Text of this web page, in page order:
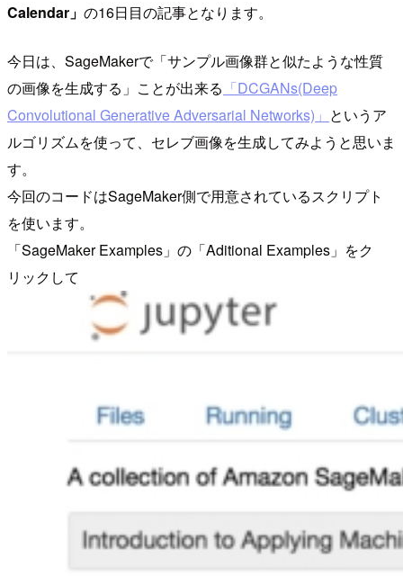
Calendar」 の16日目の記事となります。
今日は、SageMakerで「サンプル画像群と似たような性質
の画像を生成する」ことが出来る 「DCGANs(Deep
Convolutional Generative Adversarial Networks)」 というア
ルゴリズムを使って、セレブ画像を生成してみようと思いま
す。
今回のコードはSageMaker側で用意されているスクリプト
を使います。
「SageMaker Examples」の「Aditional Examples」をク
リックして